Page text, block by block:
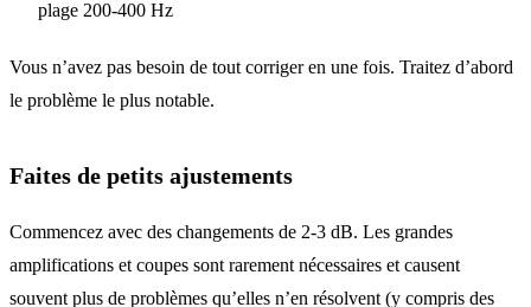
plage 200-400 Hz
Vous n’avez pas besoin de tout corriger en une fois. Traitez d’abord
le problème le plus notable.
Faites de petits ajustements
Commencez avec des changements de 2-3 dB. Les grandes
amplifications et coupes sont rarement nécessaires et causent
souvent plus de problèmes qu’elles n’en résolvent (y compris des